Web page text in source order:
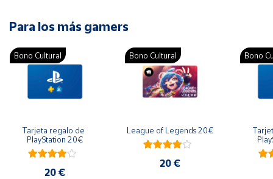
Para los más gamers
Bono Cultural
Tarjeta regalo de
PlayStation 20€
20 €
Bono Cultural
League of Legends 20€
20 €
Bono